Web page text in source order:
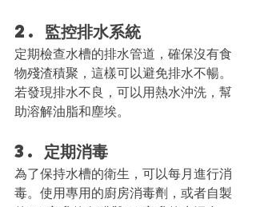
2. 監控排水系統
定期檢查水槽的排水管道，確保沒有食
物殘渣積聚，這樣可以避免排水不暢。
若發現排水不良，可以用熱水沖洗，幫
助溶解油脂和塵埃。
3. 定期消毒
為了保持水槽的衛生，可以每月進行消
毒。使用專用的廚房消毒劑，或者自製